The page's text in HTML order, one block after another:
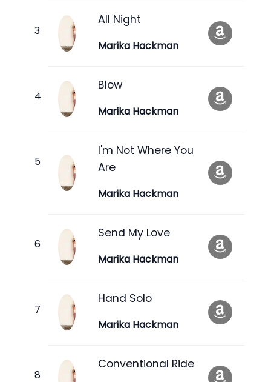
All Night
Marika Hackman
Blow
Marika Hackman
I'm Not Where You
Are
Marika Hackman
Send My Love
Marika Hackman
Hand Solo
Marika Hackman
Conventional Ride